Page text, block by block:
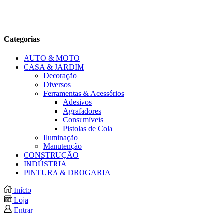
Categorias
AUTO & MOTO
CASA & JARDIM
Decoração
Diversos
Ferramentas & Acessórios
Adesivos
Agrafadores
Consumíveis
Pistolas de Cola
Iluminação
Manutenção
CONSTRUÇÃO
INDÚSTRIA
PINTURA & DROGARIA
Início
Loja
Entrar